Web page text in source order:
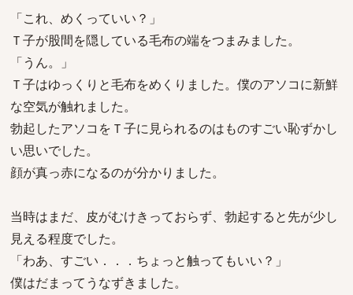
「これ、めくっていい？」
Ｔ子が股間を隠している毛布の端をつまみました。
「うん。」
Ｔ子はゆっくりと毛布をめくりました。僕のアソコに新鮮
な空気が触れました。
勃起したアソコをＴ子に見られるのはものすごい恥ずかし
い思いでした。
顔が真っ赤になるのが分かりました。
当時はまだ、皮がむけきっておらず、勃起すると先が少し
見える程度でした。
「わあ、すごい．．．ちょっと触ってもいい？」
僕はだまってうなずきました。